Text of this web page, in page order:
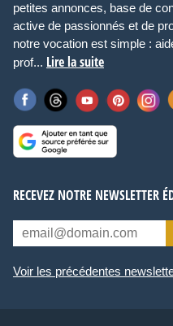
petites annonces, base de
active de passionnés et de
notre vocation est simple :
prof... Lire la suite
RECEVEZ NOTRE NEWSLETTER
Voir les précédentes